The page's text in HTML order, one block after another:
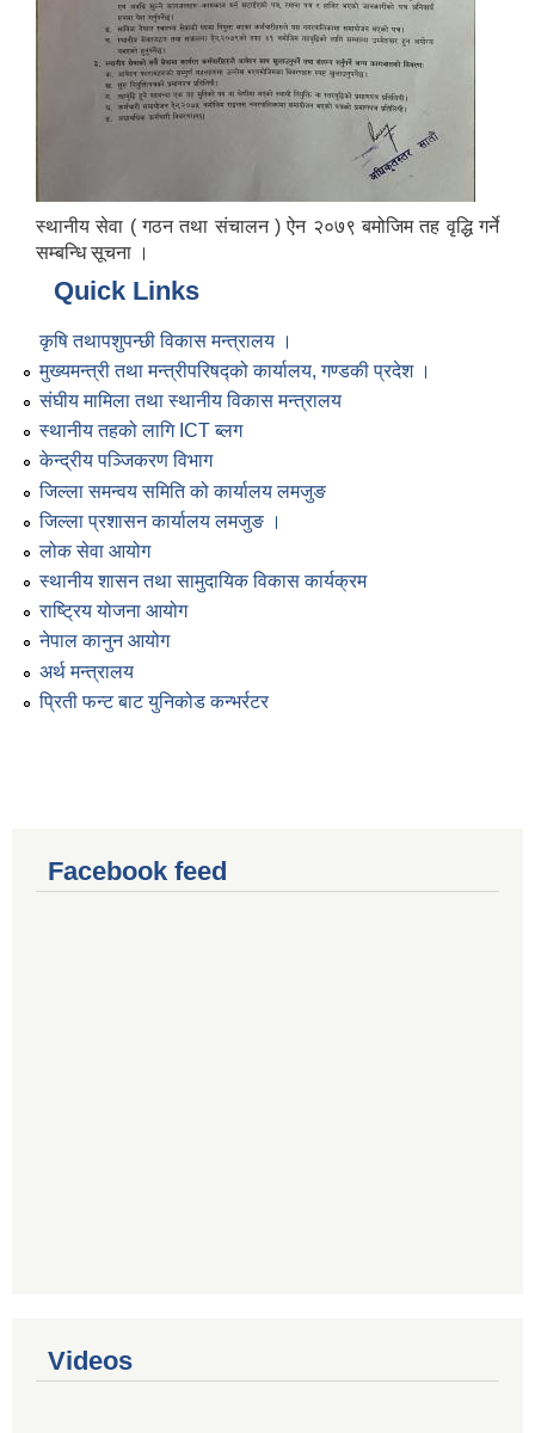
स्थानीय सेवा ( गठन तथा संचालन ) ऐन २०७९ बमोजिम तह वृद्धि गर्ने
सम्बन्धि सूचना ।
Quick Links
कृषि तथापशुपन्छी विकास मन्त्रालय ।
मुख्यमन्त्री तथा मन्त्रीपरिषद्को कार्यालय, गण्डकी प्रदेश ।
संघीय मामिला तथा स्थानीय विकास मन्त्रालय
स्थानीय तहको लागि ICT ब्लग
केन्द्रीय पञ्जिकरण विभाग
जिल्ला समन्वय समिति को कार्यालय लमजुङ
जिल्ला प्रशासन कार्यालय लमजुङ ।
लोक सेवा आयोग
स्थानीय शासन तथा सामुदायिक विकास कार्यक्रम
राष्ट्रिय योजना आयोग
नेपाल कानुन आयोग
अर्थ मन्त्रालय
प्रिती फन्ट बाट युनिकोड कन्भर्रटर
Facebook feed
Videos